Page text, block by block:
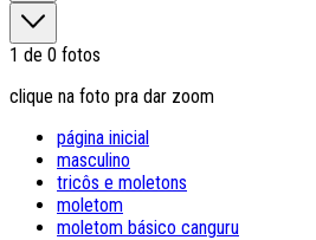
1 de 0 fotos
clique na foto pra dar zoom
página inicial
masculino
tricôs e moletons
moletom
moletom básico canguru